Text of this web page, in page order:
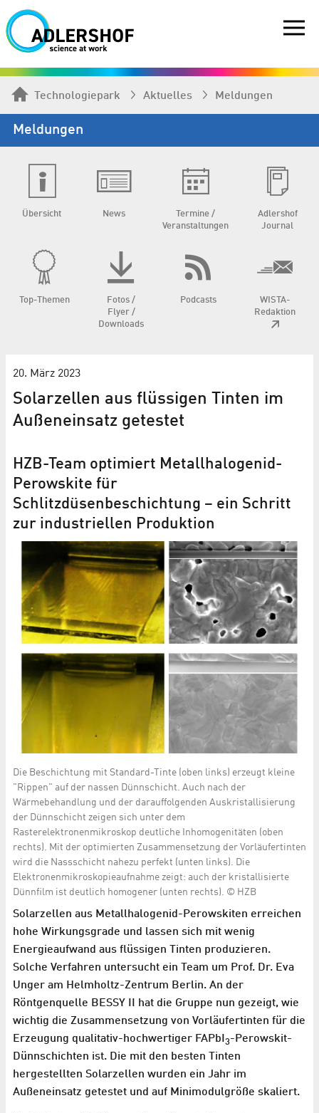
Technologiepark Aktuelles Meldungen
Meldungen
Übersicht News
Termine /
Veranstaltungen
Adlershof
Journal
Top-Themen
Fotos /
Flyer /
Downloads
Podcasts
WISTA-
Redaktion
20. März 2023
Solarzellen aus flüssigen Tinten im
Außeneinsatz getestet
HZB-Team optimiert Metallhalogenid-
Perowskite für
Schlitzdüsenbeschichtung – ein Schritt
zur industriellen Produktion
Die Beschichtung mit Standard-Tinte (oben links) erzeugt kleine
"Rippen" auf der nassen Dünnschicht. Auch nach der
Wärmebehandlung und der darauffolgenden Auskristallisierung
der Dünnschicht zeigen sich unter dem
Rasterelektronenmikroskop deutliche Inhomogenitäten (oben
rechts). Mit der optimierten Zusammensetzung der Vorläufertinten
wird die Nassschicht nahezu perfekt (unten links). Die
Elektronenmikroskopieaufnahme zeigt: auch der kristallisierte
Dünnfilm ist deutlich homogener (unten rechts). © HZB
Solarzellen aus Metallhalogenid-Perowskiten erreichen
hohe Wirkungsgrade und lassen sich mit wenig
Energieaufwand aus flüssigen Tinten produzieren.
Solche Verfahren untersucht ein Team um Prof. Dr. Eva
Unger am Helmholtz-Zentrum Berlin. An der
Röntgenquelle BESSY II hat die Gruppe nun gezeigt, wie
wichtig die Zusammensetzung von Vorläufertinten für die
Erzeugung qualitativ-hochwertiger FAPbI3-Perowskit-
Dünnschichten ist. Die mit den besten Tinten
hergestellten Solarzellen wurden ein Jahr im
Außeneinsatz getestet und auf Minimodulgröße skaliert.